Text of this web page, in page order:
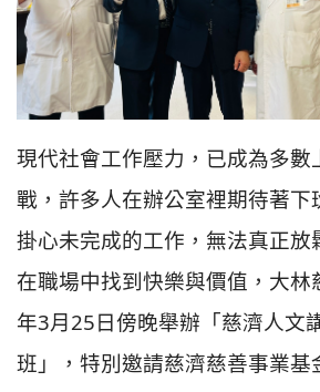
現代社會工作壓力，已成為多數
戰，許多人在辦公室裡期待著下
掛心未完成的工作，無法真正放
在職場中找到快樂與價值，大林
年3月25日傍晚舉辦「慈濟人
班」，特別邀請慈濟慈善事業基